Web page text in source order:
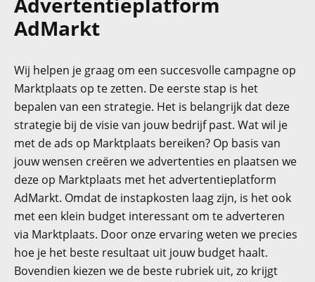
AdMarkt
Wij helpen je graag om een succesvolle campagne op
Marktplaats op te zetten. De eerste stap is het
bepalen van een strategie. Het is belangrijk dat deze
strategie bij de visie van jouw bedrijf past. Wat wil je
met de ads op Marktplaats bereiken? Op basis van
jouw wensen creëren we advertenties en plaatsen we
deze op Marktplaats met het advertentieplatform
AdMarkt. Omdat de instapkosten laag zijn, is het ook
met een klein budget interessant om te adverteren
via Marktplaats. Door onze ervaring weten we precies
hoe je het beste resultaat uit jouw budget haalt.
Bovendien kiezen we de beste rubriek uit, zo krijgt